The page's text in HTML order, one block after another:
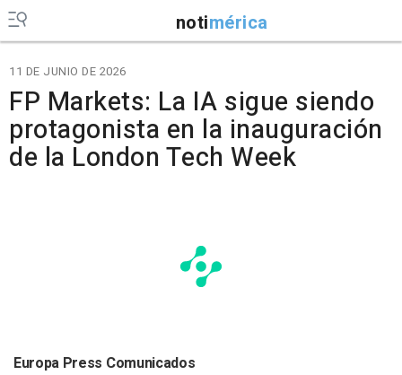
notimérica
11 DE JUNIO DE 2026
FP Markets: La IA sigue siendo
protagonista en la inauguración
de la London Tech Week
Europa Press Comunicados